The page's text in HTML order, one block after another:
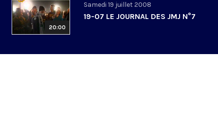
20:00
Samedi 19 juillet 2008
19-07 LE JOURNAL DES JMJ N°7